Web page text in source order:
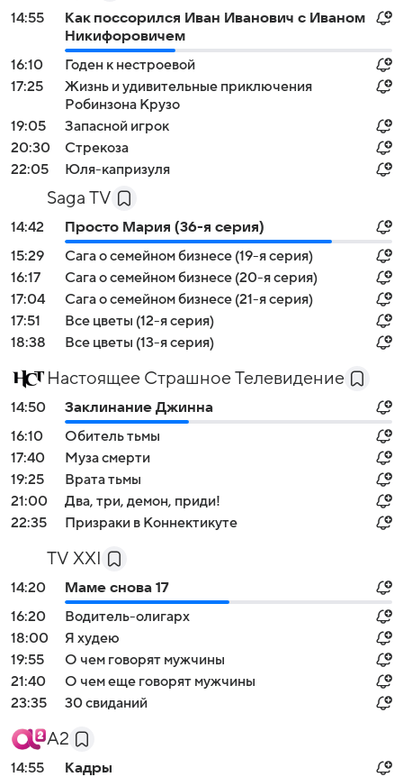
14:55
Как поссорился Иван Иванович с Иваном
Никифоровичем
16:10
Годен к нестроевой
17:25
Жизнь и удивительные приключения
Робинзона Крузо
19:05
Запасной игрок
20:30
Стрекоза
22:05
Юля-капризуля
Saga TV
14:42
Просто Мария (36-я серия)
15:29
Сага о семейном бизнесе (19-я серия)
16:17
Сага о семейном бизнесе (20-я серия)
17:04
Сага о семейном бизнесе (21-я серия)
17:51
Все цветы (12-я серия)
18:38
Все цветы (13-я серия)
Настоящее Страшное Телевидение
14:50
Заклинание Джинна
16:10
Обитель тьмы
17:40
Муза смерти
19:25
Врата тьмы
21:00
Два, три, демон, приди!
22:35
Призраки в Коннектикуте
TV XXI
14:20
Маме снова 17
16:20
Водитель-олигарх
18:00
Я худею
19:55
О чем говорят мужчины
21:40
О чем еще говорят мужчины
23:35
30 свиданий
А2
14:55
Кадры